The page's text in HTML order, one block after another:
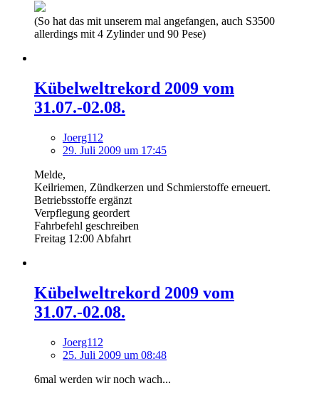
(So hat das mit unserem mal angefangen, auch S3500
allerdings mit 4 Zylinder und 90 Pese)
Kübelweltrekord 2009 vom
31.07.-02.08.
Joerg112
29. Juli 2009 um 17:45
Melde,
Keilriemen, Zündkerzen und Schmierstoffe erneuert.
Betriebsstoffe ergänzt
Verpflegung geordert
Fahrbefehl geschreiben
Freitag 12:00 Abfahrt
Kübelweltrekord 2009 vom
31.07.-02.08.
Joerg112
25. Juli 2009 um 08:48
6mal werden wir noch wach...